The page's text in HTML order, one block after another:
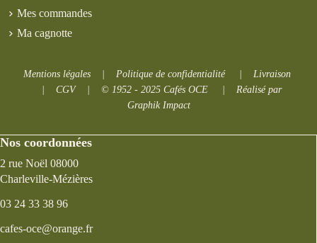
Mes commandes
Ma cagnotte
Mentions légales Politique de confidentialité| Livraison
CGV| © 1952 - 2025 Cafés OCE| Réalisé par
Graphik Impact
Nos coordonnées
2 rue Noël 08000
Charleville-Mézières
03 24 33 38 96
cafes-oce@orange.fr